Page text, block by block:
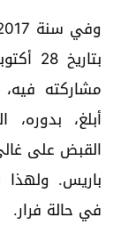
مشاركته فيه،
أبلغ،
القبض على
باريس. ولهذا
في حالة فرار.